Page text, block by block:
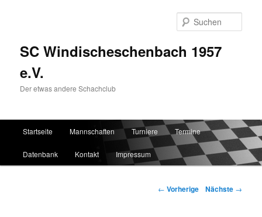
SC Windischeschenbach 1957
e.V.
Der etwas andere Schachclub
Zum Inhalt wechseln
Zum sekundären Inhalt wechseln
Startseite Mannschaften Turniere Termine
Datenbank Kontakt Impressum
Artikelnavigation
← Vorherige Nächste →